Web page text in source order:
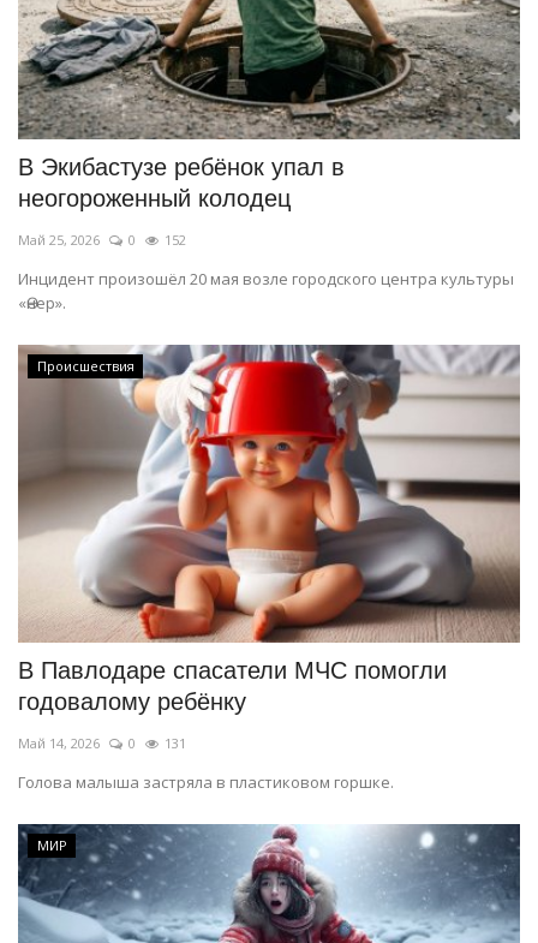
В Экибастузе ребёнок упал в
неогороженный колодец
Май 25, 2026 0 152
Инцидент произошёл 20 мая возле городского центра культуры
«Өнер».
Происшествия
В Павлодаре спасатели МЧС помогли
годовалому ребёнку
Май 14, 2026 0 131
Голова малыша застряла в пластиковом горшке.
МИР